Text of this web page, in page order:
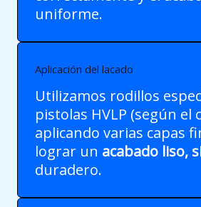
uniforme.
Aplicación del lacado
Utilizamos rodillos
pistolas HVLP (según el
aplicando varias capas
lograr un acabado liso,
duradero.